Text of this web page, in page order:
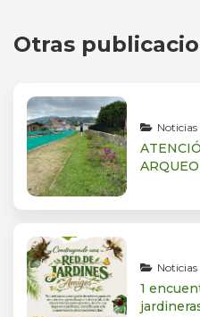
Otras
Noticias
Noticias
1